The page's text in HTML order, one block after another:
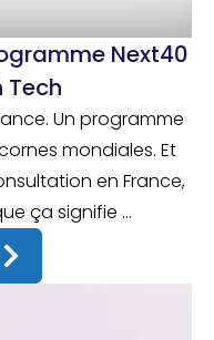
Next40
Tech
Un programme
mondiales. Et
en France,
ça signifie ...